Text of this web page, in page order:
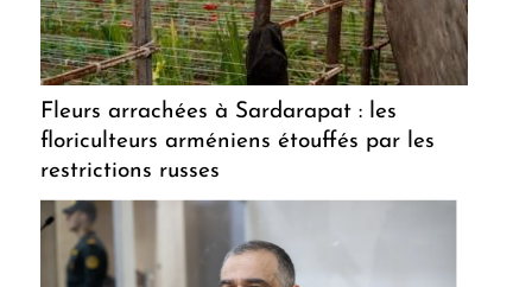
Fleurs arrachées à Sardarapat : les
floriculteurs arméniens étouffés par les
restrictions russes